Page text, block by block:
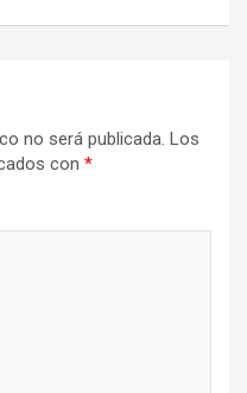
no será publicada. Los
con *